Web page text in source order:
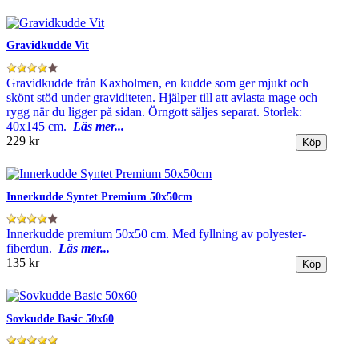
Gravidkudde Vit
Gravidkudde från Kaxholmen, en kudde som ger mjukt och
skönt stöd under graviditeten. Hjälper till att avlasta mage och
rygg när du ligger på sidan. Örngott säljes separat. Storlek:
40x145 cm. Läs mer...
229 kr
Innerkudde Syntet Premium 50x50cm
Innerkudde premium 50x50 cm. Med fyllning av polyester-
fiberdun. Läs mer...
135 kr
Sovkudde Basic 50x60